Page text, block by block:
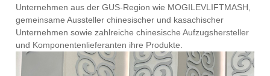
Unternehmen aus der GUS-Region wie MOGILEVLIFTMASH,
gemeinsame Aussteller chinesischer und kasachischer
Unternehmen sowie zahlreiche chinesische Aufzugshersteller
und Komponentenlieferanten ihre Produkte.